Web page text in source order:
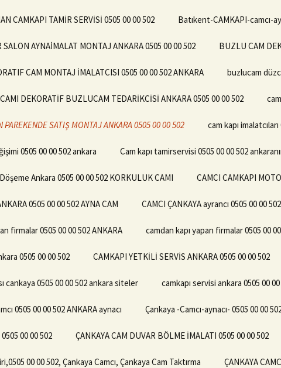
CAMKAPI TAMİR SERVİSİ 0505 00 00 502 Batıkent-CAMKAPI-camcı-
SALON AYNAİMALAT MONTAJ ANKARA 0505 00 00 502 BUZLU CAM
CAM MONTAJ İMALATCISI 0505 00 00 502 ANKARA buzlucam
DEKORATİF BUZLUCAM TEDARİKCİSİ ANKARA 0505 00 00 502
PAREKENDE SATIŞ MONTAJ ANKARA 0505 00 00 502 cam kapı
0505 00 00 502 ankara Cam kapı tamirservisi 0505 00 00 502
Ankara 0505 00 00 502 KORKULUK CAMI CAMCI CAMKAPI
0505 00 00 502 AYNA CAM CAMCI ÇANKAYA ayrancı 0505 00 00
firmalar 0505 00 00 502 ANKARA camdan kapı yapan firmalar 0505 00
0505 00 00 502 CAMKAPI YETKİLİ SERVİS ANKARA 0505 00 00 502
cankaya 0505 00 00 502 ankara siteler camkapı servisi ankara 0505 00
0505 00 00 502 ANKARA aynacı Çankaya -Camcı-aynacı- 0505 00 00
00 00 502 ÇANKAYA CAM DUVAR BÖLME İMALATI 0505 00 00 502
00 00 502, Çankaya Camcı, Çankaya Cam Taktırma ÇANKAYA